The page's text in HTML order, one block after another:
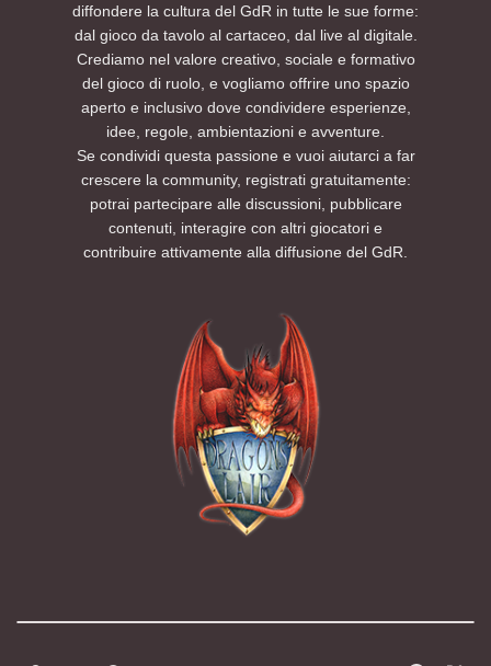
diffondere la cultura del GdR in tutte le sue forme:
dal gioco da tavolo al cartaceo, dal live al digitale.
Crediamo nel valore creativo, sociale e formativo
del gioco di ruolo, e vogliamo offrire uno spazio
aperto e inclusivo dove condividere esperienze,
idee, regole, ambientazioni e avventure.
Se condividi questa passione e vuoi aiutarci a far
crescere la community, registrati gratuitamente:
potrai partecipare alle discussioni, pubblicare
contenuti, interagire con altri giocatori e
contribuire attivamente alla diffusione del GdR.